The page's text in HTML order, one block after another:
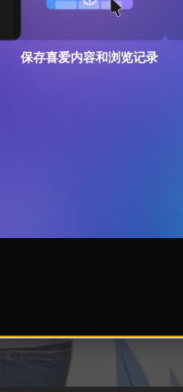
保存喜爱内容和浏览记录